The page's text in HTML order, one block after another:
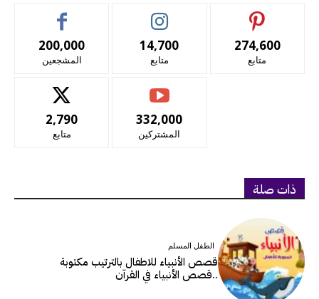
200,000
المشجعين
14,700
متابع
274,600
متابع
2,790
متابع
332,000
المشتركين
ذات صلة
الطفل المسلم
قصص الأنبياء للاطفال بالترتيب مكتوبة
..قصص الأنبياء في القرآن